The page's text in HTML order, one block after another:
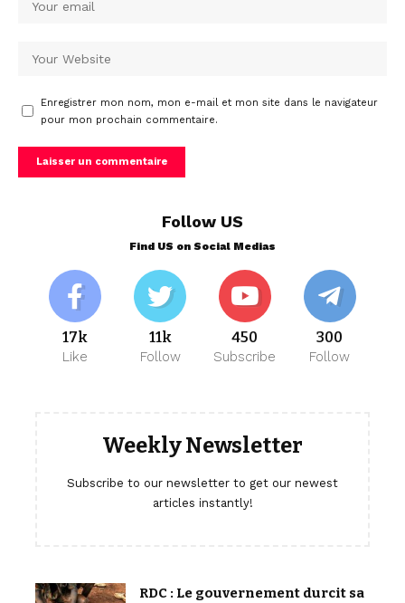
Enregistrer mon nom, mon e-mail et mon site dans le navigateur
pour mon prochain commentaire.
Follow US
Find US on Social Medias
17k
Like
11k
Follow
450
Subscribe
300
Follow
Weekly Newsletter
Subscribe to our newsletter to get our newest
articles instantly!
RDC : Le gouvernement durcit sa